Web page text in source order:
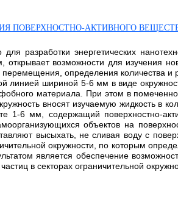
ПОВЕРХНОСТНО-АКТИВНОГО
разработки энергетических
возможности для изучения
определения количества и
линией шириной 5-6 мм в виде
материала. При этом в
вносят изучаемую жидкость в
1-6 мм, содержащий поверхностно-
объектов на
высыхать, не сливая воду с
окружности, по которым
является обеспечение
в секторах ограничительной